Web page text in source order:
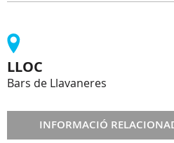
LLOC
Bars de Llavaneres
INFORMACIÓ